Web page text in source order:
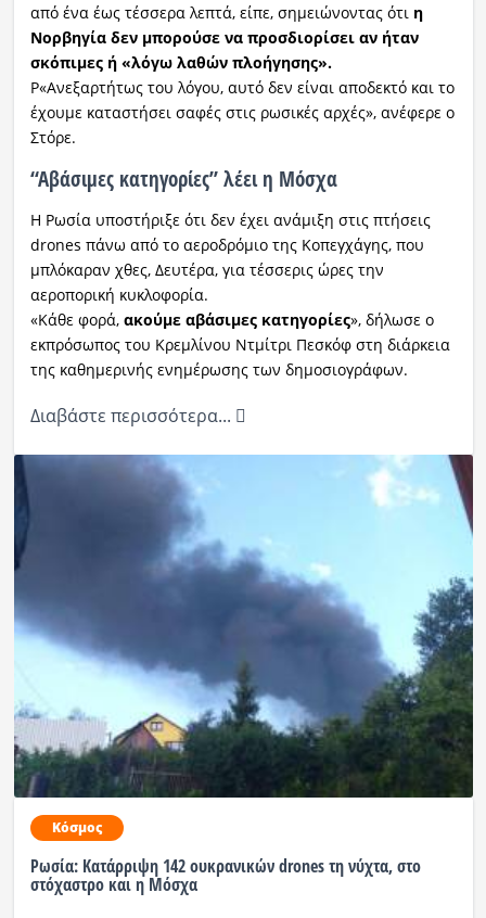
από ένα έως τέσσερα λεπτά, είπε, σημειώνοντας ότι η
Νορβηγία δεν μπορούσε να προσδιορίσει αν ήταν
σκόπιμες ή «λόγω λαθών πλοήγησης».
Ρ«Ανεξαρτήτως του λόγου, αυτό δεν είναι αποδεκτό και το
έχουμε καταστήσει σαφές στις ρωσικές αρχές», ανέφερε ο
Στόρε.
“Αβάσιμες κατηγορίες” λέει η Μόσχα
Η Ρωσία υποστήριξε ότι δεν έχει ανάμιξη στις πτήσεις
drones πάνω από το αεροδρόμιο της Κοπεγχάγης, που
μπλόκαραν χθες, Δευτέρα, για τέσσερις ώρες την
αεροπορική κυκλοφορία.
«Κάθε φορά, ακούμε αβάσιμες κατηγορίες», δήλωσε ο
εκπρόσωπος του Κρεμλίνου Ντμίτρι Πεσκόφ στη διάρκεια
της καθημερινής ενημέρωσης των δημοσιογράφων.
Διαβάστε περισσότερα...
Κόσμος
Ρωσία: Κατάρριψη 142 ουκρανικών drones τη νύχτα, στο
στόχαστρο και η Μόσχα